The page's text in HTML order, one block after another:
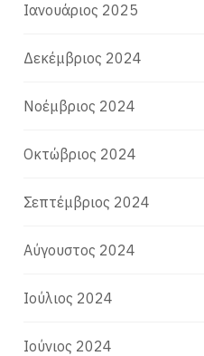
Ιανουάριος 2025
Δεκέμβριος 2024
Νοέμβριος 2024
Οκτώβριος 2024
Σεπτέμβριος 2024
Αύγουστος 2024
Ιούλιος 2024
Ιούνιος 2024